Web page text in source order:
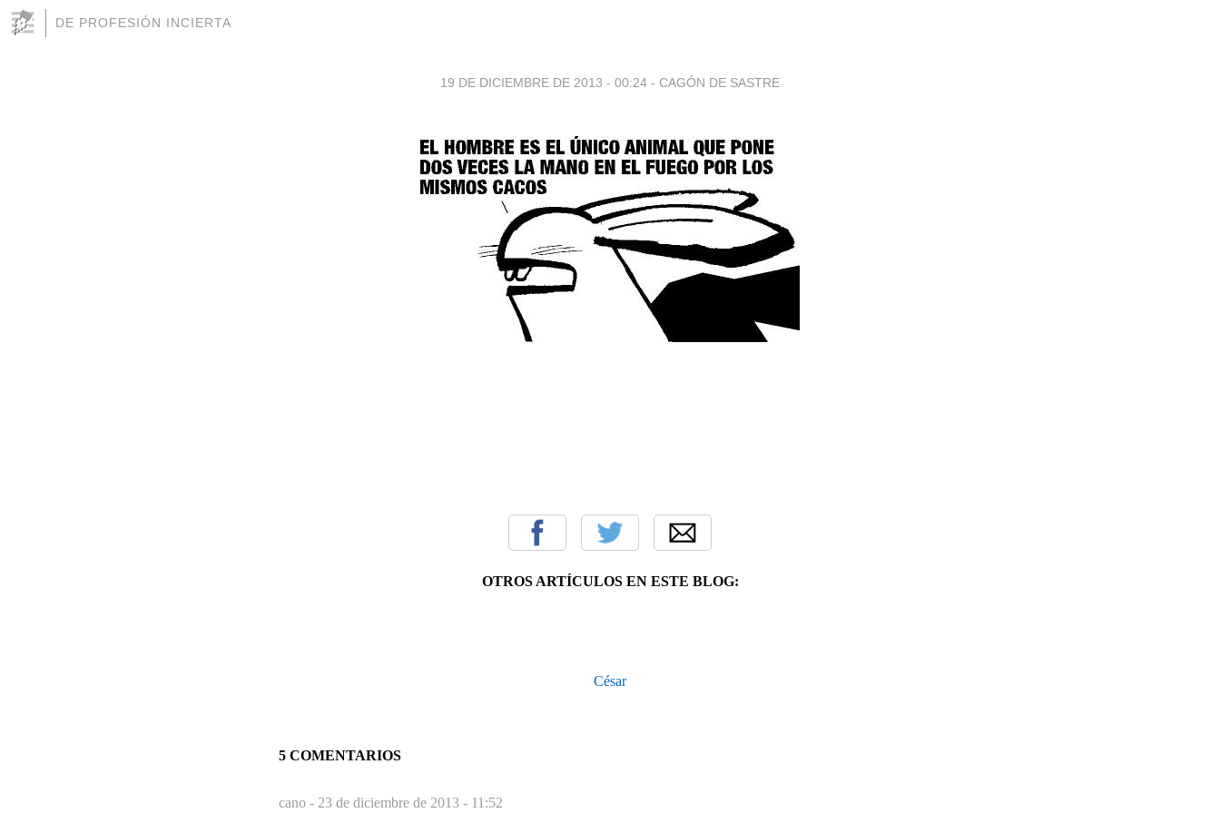
DE PROFESIÓN INCIERTA
19 DE DICIEMBRE DE 2013 - 00:24 - CAGÓN DE SASTRE
OTROS ARTÍCULOS EN ESTE BLOG:
César
5 COMENTARIOS
cano - 23 de diciembre de 2013 - 11:52